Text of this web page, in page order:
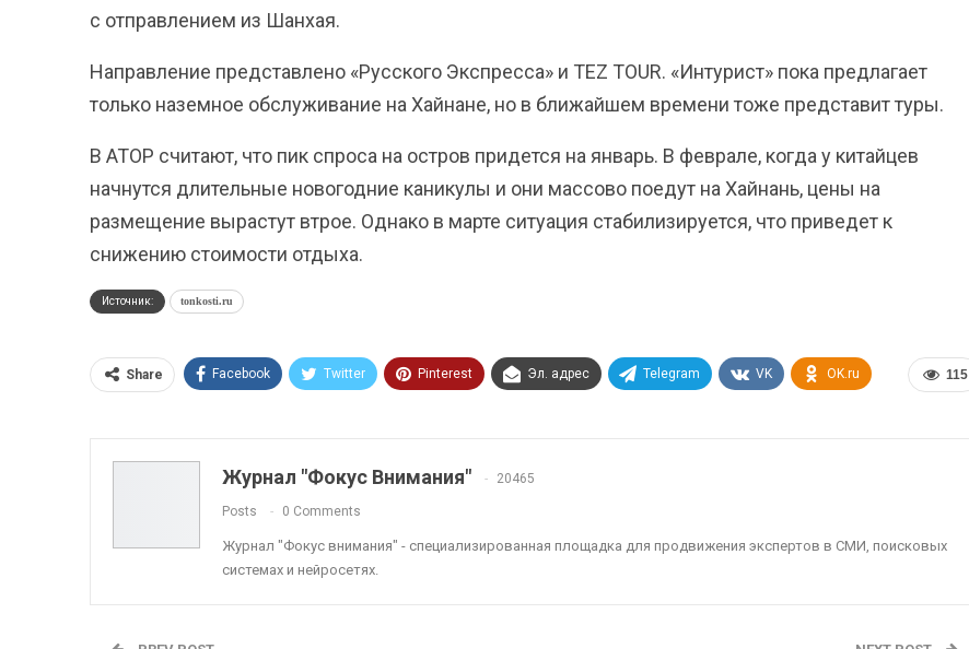
с отправлением из Шанхая.
Направление представлено «Русского Экспресса» и TEZ TOUR. «Интурист» пока предлагает
только наземное обслуживание на Хайнане, но в ближайшем времени тоже представит туры.
В АТОР считают, что пик спроса на остров придется на январь. В феврале, когда у китайцев
начнутся длительные новогодние каникулы и они массово поедут на Хайнань, цены на
размещение вырастут втрое. Однако в марте ситуация стабилизируется, что приведет к
снижению стоимости отдыха.
Источник: tonkosti.ru
115
Share Facebook Twitter Pinterest Эл. адрес Telegram VK OK.ru
Журнал "Фокус Внимания" 20465
Posts 0 Comments
Журнал "Фокус внимания" - специализированная площадка для продвижения экспертов в СМИ, поисковых
системах и нейросетях.